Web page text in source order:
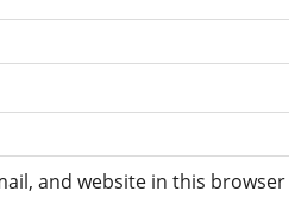
and website in this